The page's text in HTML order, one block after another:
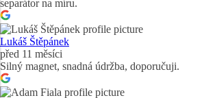
separátor na míru.
Lukáš Štěpánek
před 11 měsíci
Silný magnet, snadná údržba, doporučuji.